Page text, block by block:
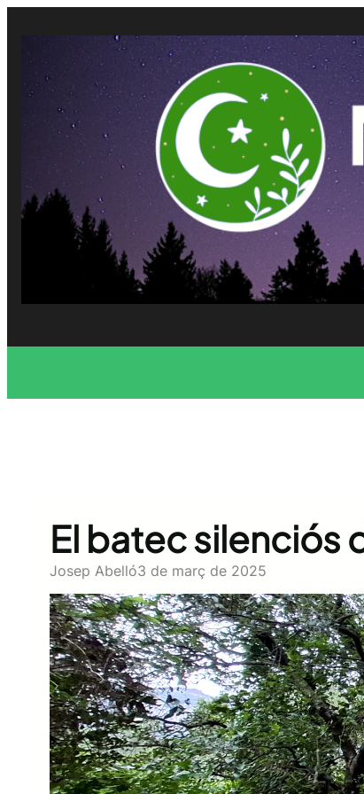
contingut
El batec silenciós
Josep Abelló3 de març de 2025